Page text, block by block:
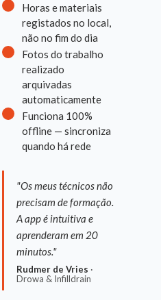
Horas e materiais
registados no local,
não no fim do dia
Fotos do trabalho
realizado
arquivadas
automaticamente
Funciona 100%
offline — sincroniza
quando há rede
"Os meus técnicos não
precisam de formação.
A app é intuitiva e
aprenderam em 20
minutos."
Rudmer de Vries ·
Drowa & Infilldrain